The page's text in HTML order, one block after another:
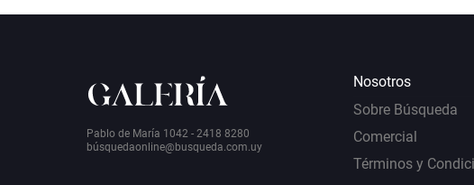
Pablo de María 1042 - 2418 8280
búsquedaonline@busqueda.com.uy
Nosotros
Sobre Búsqueda
Comercial
Términos y